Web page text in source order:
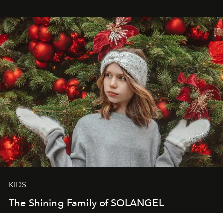
elegance is not hidden by darkness but revealed
through clarity, movement, and presence."
KIDS
The Shining Family of SOLANGEL